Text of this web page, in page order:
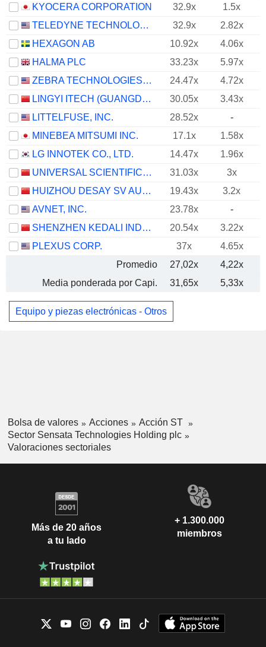
KYOCERA CORPORATION
32.9x
1.5x
TELEDYNE TECHNOLOGIES INCORPORATED
32.9x
2.82x
HEXAGON AB
10.92x
4.06x
HALMA PLC
33.23x
5.97x
ZEBRA TECHNOLOGIES CORPORATION
24.47x
4.72x
LINGYI ITECH (GUANGDONG) COMPANY
30.05x
3.43x
LITTELFUSE, INC.
28.52x
-
MINEBEA MITSUMI INC.
17.1x
1.58x
LG INNOTEK CO., LTD.
14.47x
1.96x
UNIVERSAL SCIENTIFIC INDUSTRIAL (SHANGHAI) CO., LTD.
31.03x
3x
HUIZHOU DESAY SV AUTOMOTIVE CO., LTD.
19.43x
3.2x
AVNET, INC.
23.78x
-
SHENZHEN KEDALI INDUSTRY CO., LTD.
20.54x
3.22x
PLEXUS CORP.
37x
4.65x
Promedio
27,02x
4,22x
Media ponderada por Capi.
31,65x 5,33x
Equipo y piezas electrónicas - Otros
Bolsa de valores Acciones
Acción ST
Sector Sensata Technologies Holding plc
Valoraciones sectoriales
Más de 20 años
a tu lado
+ 1.300.000
miembros